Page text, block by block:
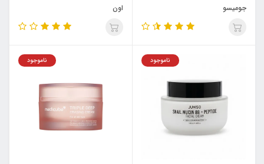
جومیسو
اون
ناموجود ناموجود